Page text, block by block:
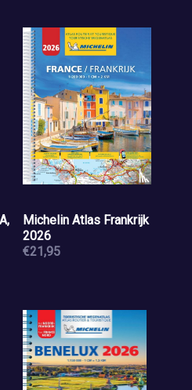
Michelin Atlas Frankrijk
2026
€21,95